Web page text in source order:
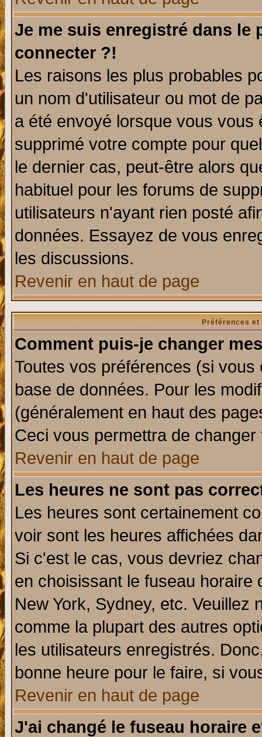
Je me suis enregistré dans le
connecter ?!
Les raisons les plus probables
un nom d'utilisateur ou mot de
a été envoyé lorsque vous
supprimé votre compte pour
le dernier cas, peut-être alors
habituel pour les forums de
utilisateurs n'ayant rien posté
données. Essayez de vous
les discussions.
Revenir en haut de page
Préférences
Comment puis-je changer
Toutes vos préférences (si
base de données. Pour les
(généralement en haut des
Ceci vous permettra de
Revenir en haut de page
Les heures ne sont pas
Les heures sont certainement
voir sont les heures affichées
Si c'est le cas, vous devriez
en choisissant le fuseau
New York, Sydney, etc. Veuillez
comme la plupart des autres
les utilisateurs enregistrés.
bonne heure pour le faire, si
Revenir en haut de page
J'ai changé le fuseau horaire